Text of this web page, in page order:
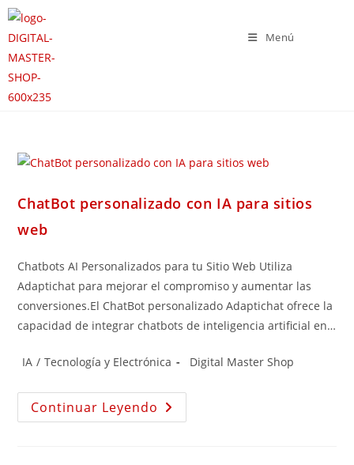
Menú
ChatBot personalizado con IA para sitios
web
Chatbots AI Personalizados para tu Sitio Web Utiliza
Adaptichat para mejorar el compromiso y aumentar las
conversiones.El ChatBot personalizado Adaptichat ofrece la
capacidad de integrar chatbots de inteligencia artificial en…
IA / Tecnología y Electrónica Digital Master Shop
Continuar Leyendo